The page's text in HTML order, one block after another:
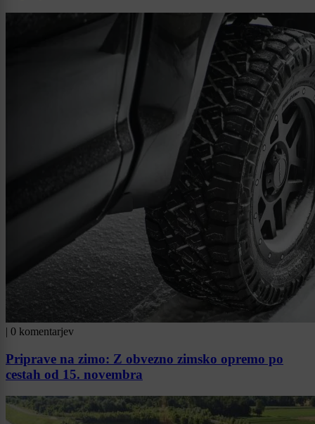
| 0 komentarjev
Priprave na zimo: Z obvezno zimsko opremo po
cestah od 15. novembra